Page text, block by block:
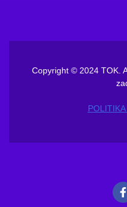
Copyright © 2024 TOK.